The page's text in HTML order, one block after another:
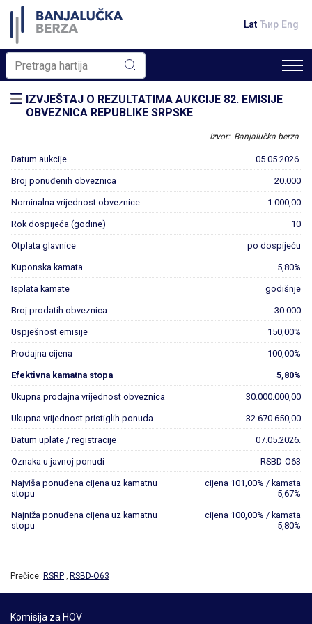
Lat Ћир Eng
IZVJEŠTAJ O REZULTATIMA AUKCIJE 82. EMISIJE
OBVEZNICA REPUBLIKE SRPSKE
Izvor: Banjalučka berza
Datum aukcije 05.05.2026.
Broj ponuđenih obveznica 20.000
Nominalna vrijednost obveznice 1.000,00
Rok dospijeća (godine) 10
Otplata glavnice po dospijeću
Kuponska kamata 5,80%
Isplata kamate godišnje
Broj prodatih obveznica 30.000
Uspješnost emisije 150,00%
Prodajna cijena 100,00%
Efektivna kamatna stopa 5,80%
Ukupna prodajna vrijednost obveznica 30.000.000,00
Ukupna vrijednost pristiglih ponuda 32.670.650,00
Datum uplate / registracije 07.05.2026.
Oznaka u javnoj ponudi RSBD-O63
Najviša ponuđena cijena uz kamatnu
stopu
cijena 101,00% / kamata
5,67%
Najniža ponuđena cijena uz kamatnu
stopu
cijena 100,00% / kamata
5,80%
Prečice: RSRP , RSBD-O63
Komisija za HOV